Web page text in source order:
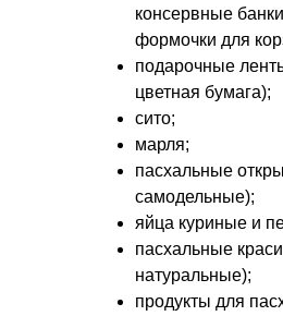
консервные
формочки для
подарочные
цветная бумага);
сито;
марля;
пасхальные
самодельные);
яйца куриные и
пасхальные
натуральные);
продукты для